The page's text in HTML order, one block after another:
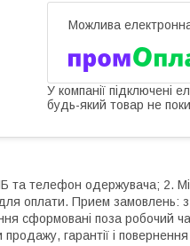
У компанії підключені
будь-який товар не
та телефон одержувача; 2.
оплати. Прием
сформовані поза робочий
гарантії і